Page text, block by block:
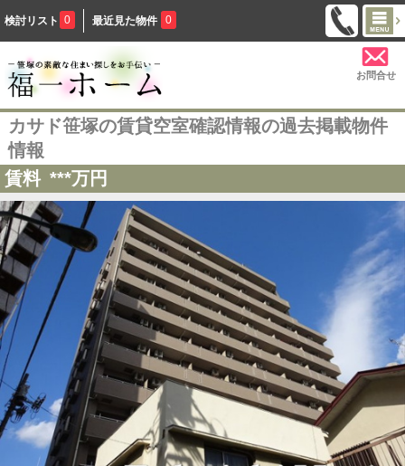
検討リスト 0 最近見た物件 0
お問合せ
カサド笹塚の賃貸空室確認情報の過去掲載物件
情報
賃料 ***万円